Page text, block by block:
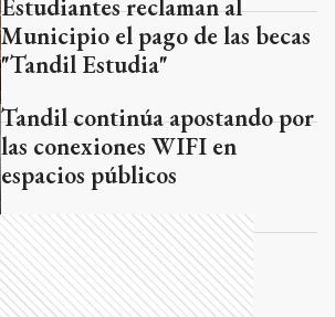
Estudiantes reclaman al
Municipio el pago de las becas
"Tandil Estudia"
Tandil continúa apostando por
las conexiones WIFI en
espacios públicos